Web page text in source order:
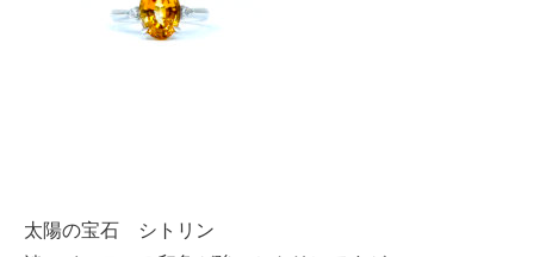
太陽の宝石 シトリン